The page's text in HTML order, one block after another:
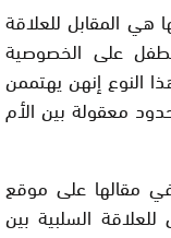
هي المقابل للعلاقة
على الخصوصية
النوع إنهن يهتممن
معقولة بين الأم
مقالها على موقع
السلبية بين